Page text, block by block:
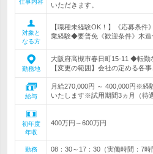
いただきます。
対象と
なる方
【職種未経験OK！】《応募条
業経験◆要普免《歓迎条件》木
勤務地
大阪府高槻市春日町15-11 ◆転勤
【変更の範囲】会社の定める各事
給与
月給270,000円 ～ 400,000円※経
いたします※試用期間3ヵ月（待
初年度
年収
400万円～600万円
勤務
08：30～17：30（実働時間：7時